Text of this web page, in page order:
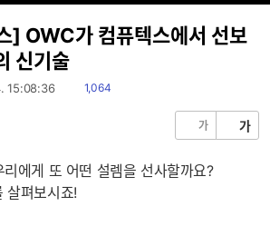
OWC가 컴퓨텍스에서 선보
신기술
읽1,064
가 가
에게 또 어떤 설렘을 선사할까요?
살펴보시죠!